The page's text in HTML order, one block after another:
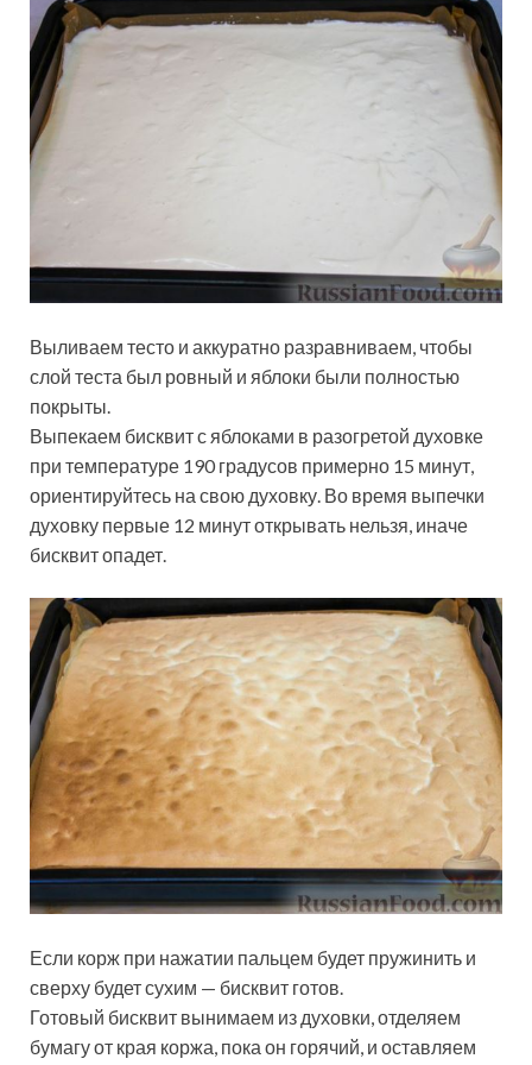
Выливаем тесто и аккуратно разравниваем, чтобы
слой теста был ровный и яблоки были полностью
покрыты.
Выпекаем бисквит с яблоками в разогретой духовке
при температуре 190 градусов примерно 15 минут,
ориентируйтесь на свою духовку. Во время выпечки
духовку первые 12 минут открывать нельзя, иначе
бисквит опадет.
Если корж при нажатии пальцем будет пружинить и
сверху будет сухим — бисквит готов.
Готовый бисквит вынимаем из духовки, отделяем
бумагу от края коржа, пока он горячий, и оставляем